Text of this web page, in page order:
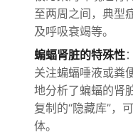
至两周之间，典型
及呼吸衰竭等。
蝙蝠肾脏的特殊性
关注蝙蝠唾液或粪
地分析了蝙蝠的肾
复制的“隐藏库”，
体。